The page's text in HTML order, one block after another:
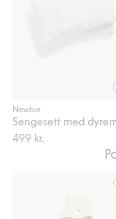
Newbie
499 kr.